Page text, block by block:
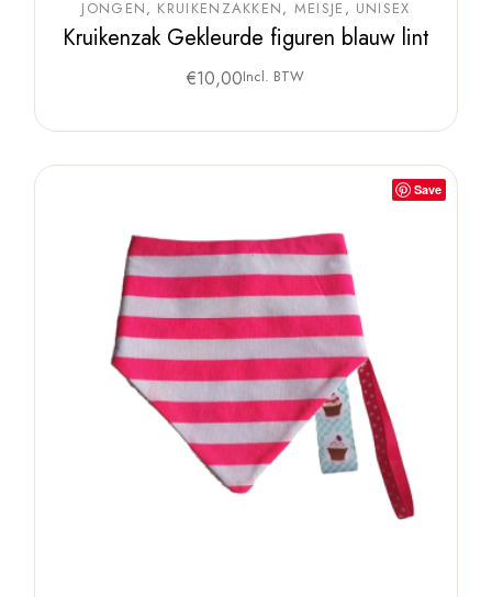
JONGEN KRUIKENZAKKEN MEISJE UNISEX
Kruikenzak Gekleurde figuren blauw lint
€10,00Incl. BTW
Save